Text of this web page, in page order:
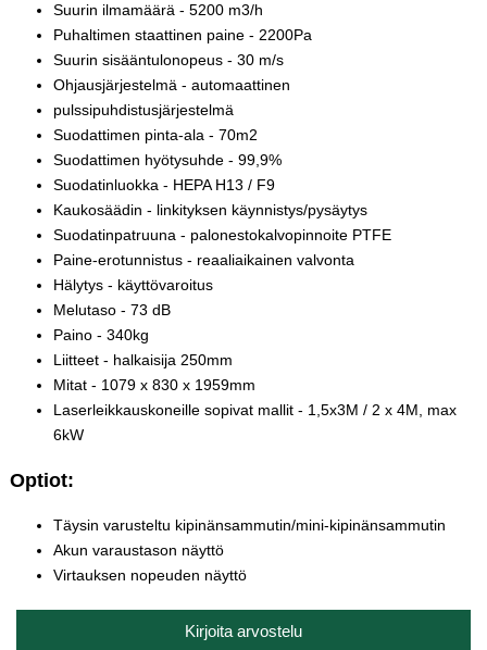
Suurin ilmamäärä - 5200 m3/h
Puhaltimen staattinen paine - 2200Pa
Suurin sisääntulonopeus - 30 m/s
Ohjausjärjestelmä - automaattinen
pulssipuhdistusjärjestelmä
Suodattimen pinta-ala - 70m2
Suodattimen hyötysuhde - 99,9%
Suodatinluokka - HEPA H13 / F9
Kaukosäädin - linkityksen käynnistys/pysäytys
Suodatinpatruuna - palonestokalvopinnoite PTFE
Paine-erotunnistus - reaaliaikainen valvonta
Hälytys - käyttövaroitus
Melutaso - 73 dB
Paino - 340kg
Liitteet - halkaisija 250mm
Mitat - 1079 x 830 x 1959mm
Laserleikkauskoneille sopivat mallit - 1,5x3M / 2 x 4M, max
6kW
Optiot:
Täysin varusteltu kipinänsammutin/mini-kipinänsammutin
Akun varaustason näyttö
Virtauksen nopeuden näyttö
Kirjoita arvostelu